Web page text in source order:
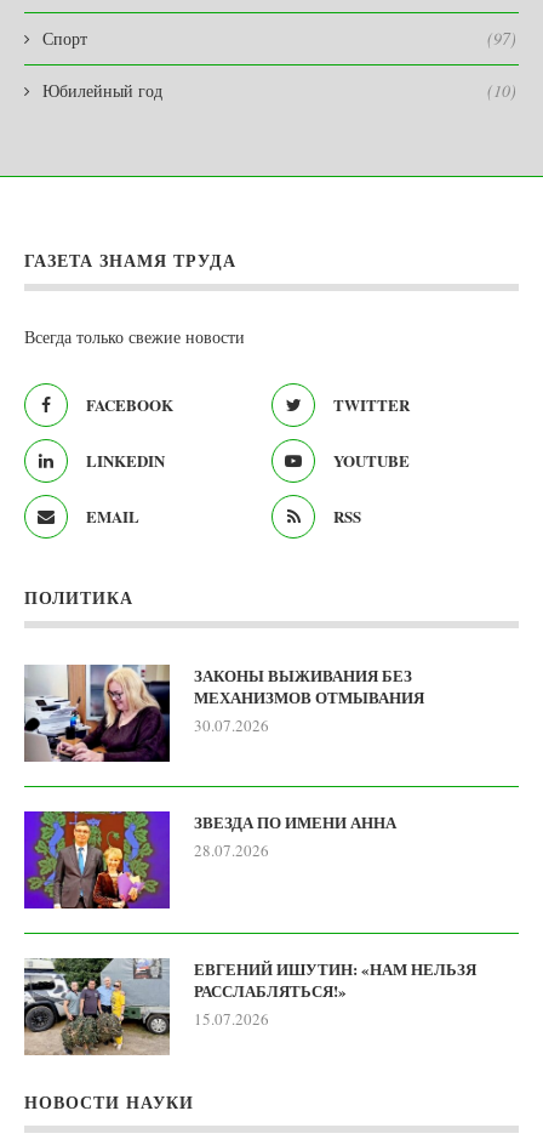
Спорт (97)
Юбилейный год (10)
ГАЗЕТА ЗНАМЯ ТРУДА
Всегда только свежие новости
FACEBOOK TWITTER
LINKEDIN YOUTUBE
EMAIL RSS
ПОЛИТИКА
ЗАКОНЫ ВЫЖИВАНИЯ БЕЗ
МЕХАНИЗМОВ ОТМЫВАНИЯ
30.07.2026
ЗВЕЗДА ПО ИМЕНИ АННА
28.07.2026
ЕВГЕНИЙ ИШУТИН: «НАМ НЕЛЬЗЯ
РАССЛАБЛЯТЬСЯ!»
15.07.2026
НОВОСТИ НАУКИ